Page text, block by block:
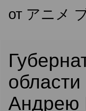
от アニメ
Андрею